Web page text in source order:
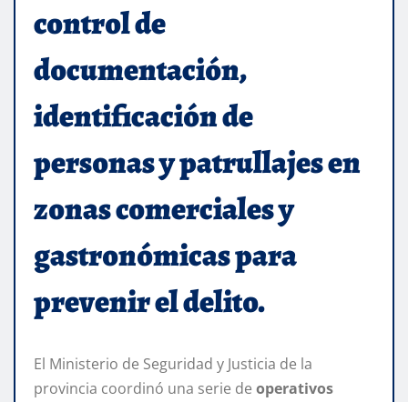
control de
documentación,
identificación de
personas y patrullajes en
zonas comerciales y
gastronómicas para
prevenir el delito.
El Ministerio de Seguridad y Justicia de la
provincia coordinó una serie de operativos